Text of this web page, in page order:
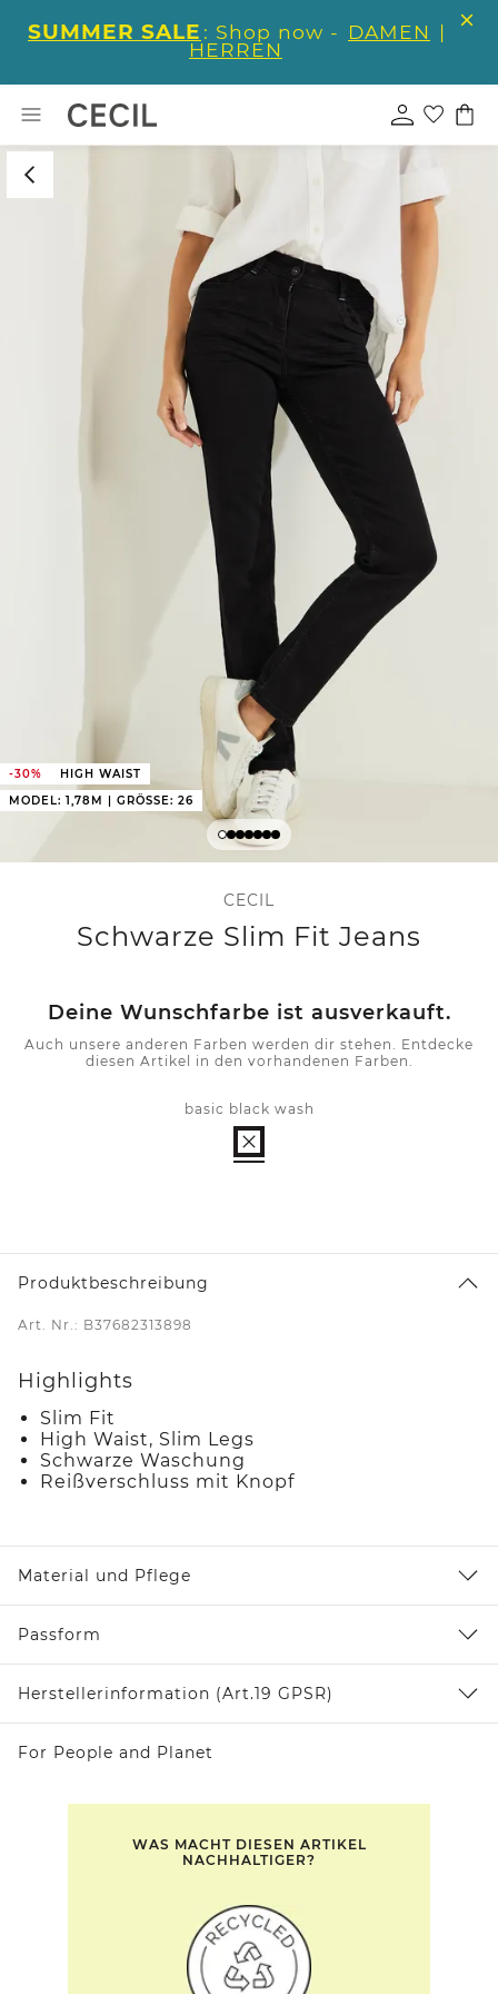
SUMMER SALE : Shop now - DAMEN |
HERREN
-30%
HIGH WAIST
MODEL: 1,78M | GRÖSSE: 26
CECIL
Schwarze Slim Fit Jeans
Deine Wunschfarbe ist ausverkauft.
Auch unsere anderen Farben werden dir stehen. Entdecke
diesen Artikel in den vorhandenen Farben.
basic black wash
Produktbeschreibung
Art. Nr.: B37682313898
Highlights
Slim Fit
High Waist, Slim Legs
Schwarze Waschung
Reißverschluss mit Knopf
Material und Pflege
Passform
Herstellerinformation (Art.19 GPSR)
For People and Planet
WAS MACHT DIESEN ARTIKEL
NACHHALTIGER?